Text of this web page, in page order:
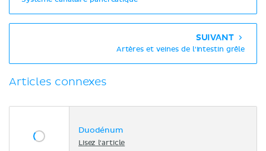
SUIVANT
Artères et veines de l'intestin grêle
Articles connexes
Duodénum
Lisez l'article